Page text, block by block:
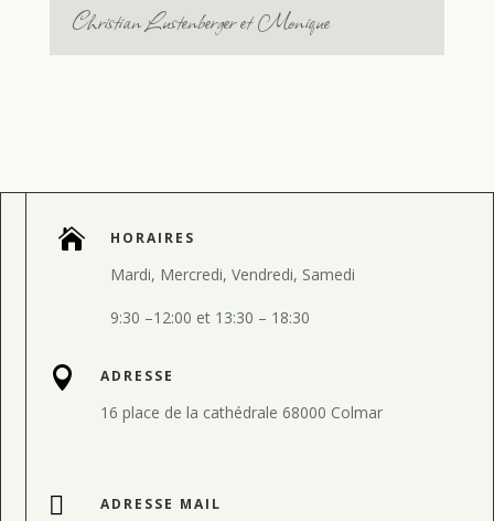
Christian Lustenberger et Monique
 HORAIRES
Mardi, Mercredi, Vendredi, Samedi
9:30 –12:00 et 13:30 – 18:30
 ADRESSE
16 place de la cathédrale 68000 Colmar
 ADRESSE MAIL